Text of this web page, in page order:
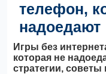
телефон,
надоедают
Игры без
которая не
стратегии,